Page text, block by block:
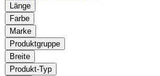
Länge
Farbe
Marke
Produktgruppe
Breite
Produkt-Typ